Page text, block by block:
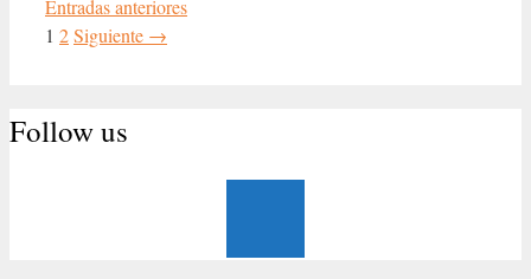
Entradas anteriores
Página
1 Página
2Siguiente →
Follow us